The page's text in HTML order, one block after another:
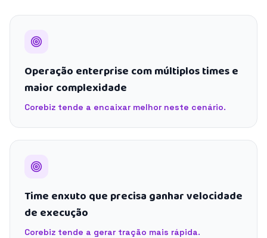
Operação enterprise com múltiplos times e
maior complexidade
Corebiz tende a encaixar melhor neste cenário.
Time enxuto que precisa ganhar velocidade
de execução
Corebiz tende a gerar tração mais rápida.